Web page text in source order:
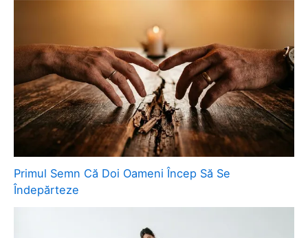
Primul Semn Că Doi Oameni Încep Să Se
Îndepărteze